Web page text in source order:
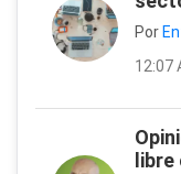
Por
12:07